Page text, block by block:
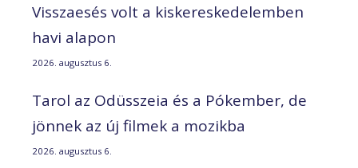
Visszaesés volt a kiskereskedelemben
havi alapon
2026. augusztus 6.
Tarol az Odüsszeia és a Pókember, de
jönnek az új filmek a mozikba
2026. augusztus 6.